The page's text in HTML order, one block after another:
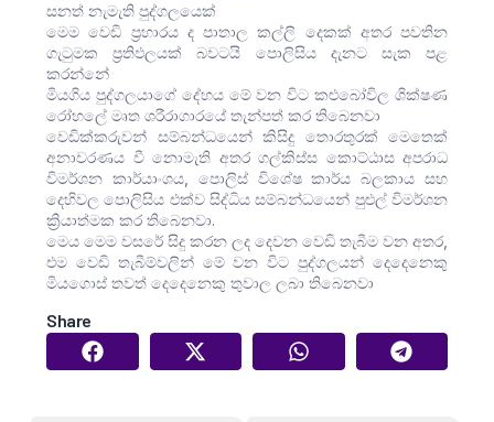
සනත් නැමැති පුද්ගලයෙක්
මෙම වෙඩි ප්‍රහාරය ද පාතාල කල්ලි දෙකක් අතර පවතින
ගැටුමක ප්‍රතිඵලයක් බවටයි පොලිසිය දැනට සැක පළ
කරන්නේ
මියගිය පුද්ගලයාගේ දේහය මේ වන විට කළුබෝවිල ශික්ෂණ
රෝහලේ මෘත ශරීරාගාරයේ තැන්පත් කර තිබෙනවා
වෙඩික්කරුවන් සම්බන්ධයෙන් කිසිදු තොරතුරක් මෙතෙක්
අනාවරණය වී නොමැති අතර ගල්කිස්ස කොට්ඨාස අපරාධ
විමර්ශන කාර්යාංශය, පොලිස් විශේෂ කාර්ය බලකාය සහ
දෙහිවල පොලිසිය එක්ව සිද්ධිය සම්බන්ධයෙන් පුළුල් විමර්ශන
ක්‍රියාත්මක කර තිබෙනවා.
මෙය මෙම වසරේ සිදු කරන ලද දෙවන වෙඩි තැබීම වන අතර,
එම වෙඩි තැබීම්වලින් මේ වන විට පුද්ගලයන් දෙදෙනෙකු
මියගොස් තවත් දෙදෙනෙකු තුවාල ලබා තිබෙනවා
Share